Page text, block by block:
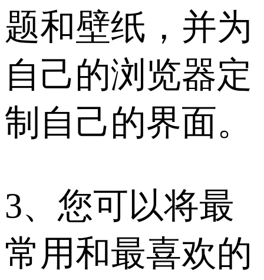
题和壁纸，并为
自己的浏览器定
制自己的界面。
3、您可以将最
常用和最喜欢的